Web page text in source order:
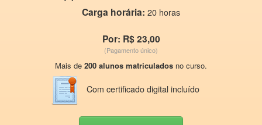
Carga horária: 20 horas
Por: R$ 23,00
(Pagamento único)
Mais de 200 alunos matriculados no curso.
Com certificado digital incluído